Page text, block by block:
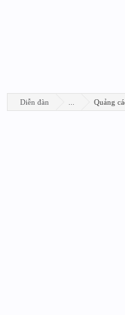
Diễn đàn Quảng